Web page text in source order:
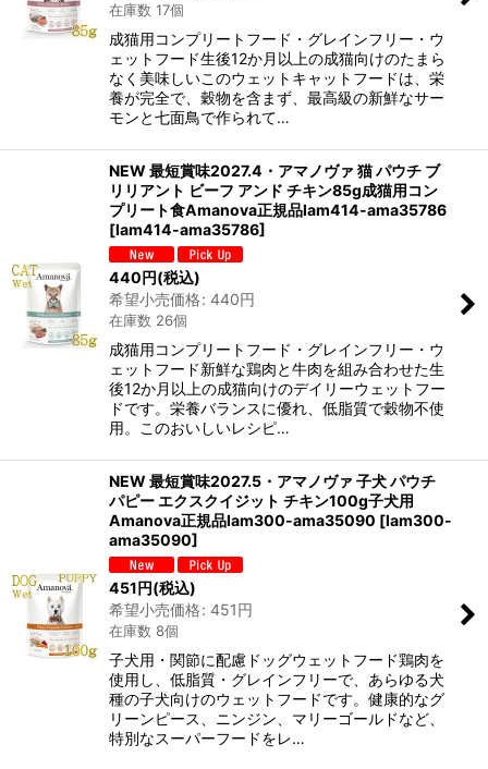
在庫数 17個
成猫用コンプリートフード・グレインフリー・ウ
ェットフード生後12か月以上の成猫向けのたまら
なく美味しいこのウェットキャットフードは、栄
養が完全で、穀物を含まず、最高級の新鮮なサー
モンと七面鳥で作られて…
NEW 最短賞味2027.4・アマノヴァ 猫 パウチ ブ
リリアント ビーフ アンド チキン85g成猫用コン
プリート食Amanova正規品lam414-ama35786
[lam414-ama35786]
440円(税込)
希望小売価格: 440円
在庫数 26個
成猫用コンプリートフード・グレインフリー・ウ
ェットフード新鮮な鶏肉と牛肉を組み合わせた生
後12か月以上の成猫向けのデイリーウェットフー
ドです。栄養バランスに優れ、低脂質で穀物不使
用。このおいしいレシピ…
NEW 最短賞味2027.5・アマノヴァ 子犬 パウチ
パピー エクスクイジット チキン100g子犬用
Amanova正規品lam300-ama35090 [lam300-
ama35090]
451円(税込)
希望小売価格: 451円
在庫数 8個
子犬用・関節に配慮ドッグウェットフード鶏肉を
使用し、低脂質・グレインフリーで、あらゆる犬
種の子犬向けのウェットフードです。健康的なグ
リーンピース、ニンジン、マリーゴールドなど、
特別なスーパーフードをレ…